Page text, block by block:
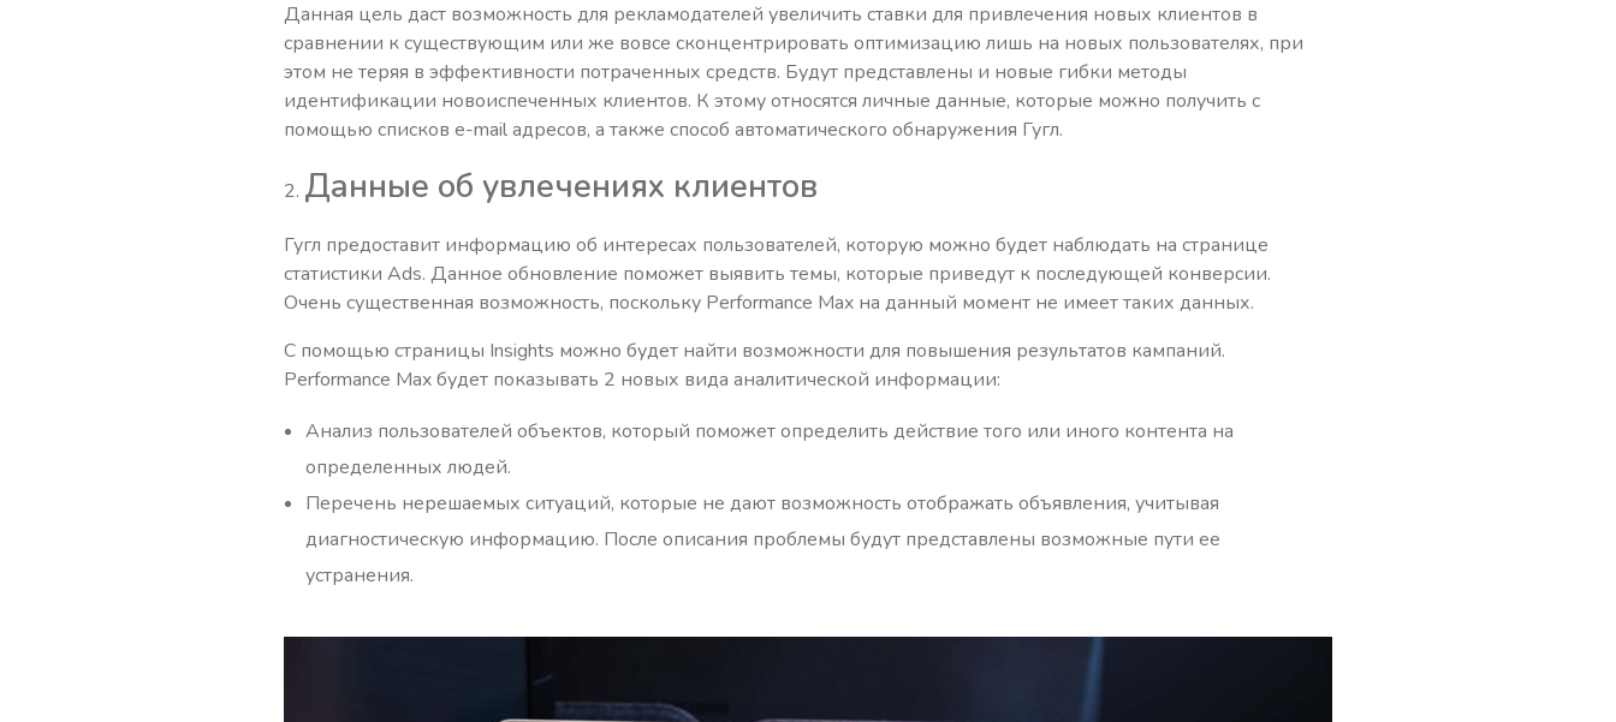
Данная цель даст возможность для рекламодателей увеличить ставки для привлечения новых клиентов в
сравнении к существующим или же вовсе сконцентрировать оптимизацию лишь на новых пользователях, при
этом не теряя в эффективности потраченных средств. Будут представлены и новые гибки методы
идентификации новоиспеченных клиентов. К этому относятся личные данные, которые можно получить с
помощью списков e-mail адресов, а также способ автоматического обнаружения Гугл.
2. Данные об увлечениях клиентов
Гугл предоставит информацию об интересах пользователей, которую можно будет наблюдать на странице
статистики Ads. Данное обновление поможет выявить темы, которые приведут к последующей конверсии.
Очень существенная возможность, поскольку Performance Max на данный момент не имеет таких данных.
С помощью страницы Insights можно будет найти возможности для повышения результатов кампаний.
Performance Max будет показывать 2 новых вида аналитической информации:
Анализ пользователей объектов, который поможет определить действие того или иного контента на
определенных людей.
Перечень нерешаемых ситуаций, которые не дают возможность отображать объявления, учитывая
диагностическую информацию. После описания проблемы будут представлены возможные пути ее
устранения.